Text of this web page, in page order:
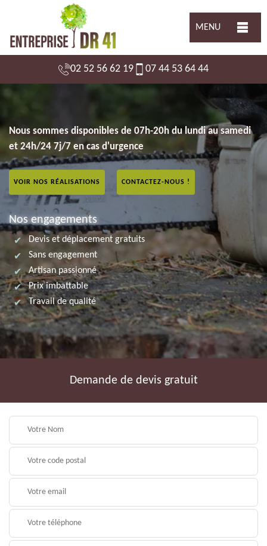
MENU
02 52 56 62 19 07 44 53 64 44
Nous sommes disponibles de 07h-20h du lundi au samedi
et 24h/24 7j/7 en cas d'urgence
VOIR NOS RÉALISATIONS CONTACTEZ-NOUS !
Nos engagements
Devis et déplacement gratuits
Sans engagement
Artisan passionné
Prix imbattable
Travail de qualité
Demande de devis gratuit